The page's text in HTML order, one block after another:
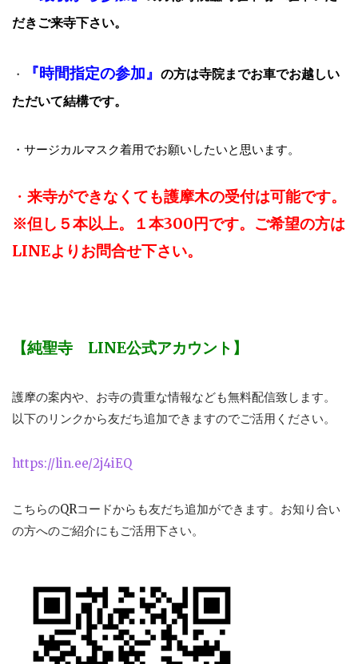
だきご来寺下さい。
・ 『時間指定の参加』 の方は寺院までお車でお越しい
ただいて結構です。
・サージカルマスク着用でお願いしたいと思います。
・ 来寺ができなくても護摩木の受付は可能です。
※但し５本以上。１本300円です。ご希望の方は
LINEよりお問合せ下さい。
【純聖寺 LINE公式アカウント】
護摩の案内や、お寺の貴重な情報なども無料配信致します。
以下のリンクから友だち追加できますのでご活用ください。
https://lin.ee/2j4iEQ
こちらのQRコードからも友だち追加ができます。お知り合い
の方へのご紹介にもご活用下さい。